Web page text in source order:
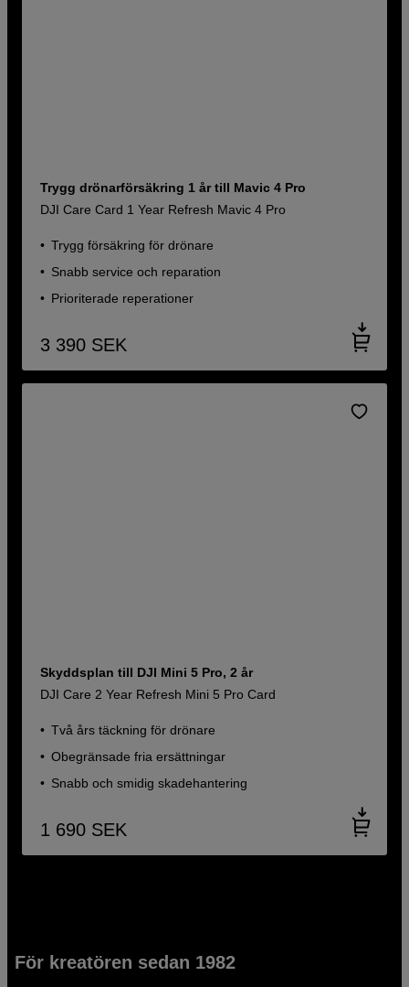
Trygg drönarförsäkring 1 år till Mavic 4 Pro
DJI Care Card 1 Year Refresh Mavic 4 Pro
Trygg försäkring för drönare
Snabb service och reparation
Prioriterade reperationer
3 390 SEK
Skyddsplan till DJI Mini 5 Pro, 2 år
DJI Care 2 Year Refresh Mini 5 Pro Card
Två års täckning för drönare
Obegränsade fria ersättningar
Snabb och smidig skadehantering
1 690 SEK
För kreatören sedan 1982